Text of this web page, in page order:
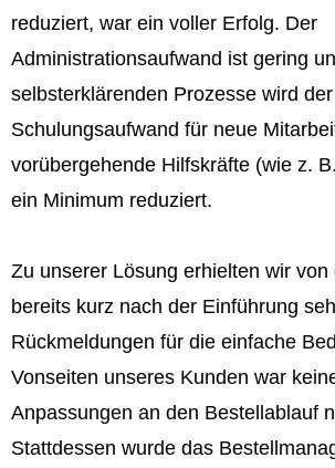
reduziert, war ein voller Erfolg. Der
Administrationsaufwand ist gering
selbsterklärenden Prozesse wird der
Schulungsaufwand für neue
vorübergehende Hilfskräfte (wie z.
ein Minimum reduziert.
Zu unserer Lösung erhielten wir von
bereits kurz nach der Einführung
Rückmeldungen für die einfache
Vonseiten unseres Kunden war
Anpassungen an den Bestellablauf
Stattdessen wurde das